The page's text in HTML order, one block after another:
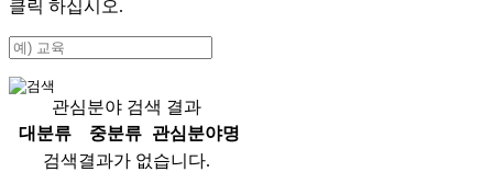
클릭 하십시오.
관심분야 검색 결과
대분류
중분류
관심분야명
검색결과가 없습니다.